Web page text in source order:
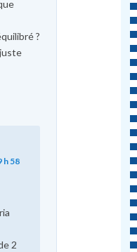
?
h 58
2